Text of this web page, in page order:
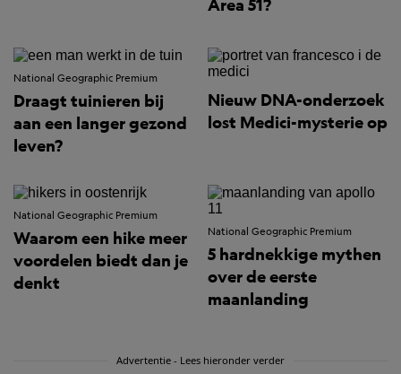
Area 51?
National Geographic Premium
Draagt tuinieren bij
aan een langer gezond
leven?
Nieuw DNA-onderzoek
lost Medici-mysterie op
National Geographic Premium
Waarom een hike meer
voordelen biedt dan je
denkt
National Geographic Premium
5 hardnekkige mythen
over de eerste
maanlanding
Advertentie - Lees hieronder verder